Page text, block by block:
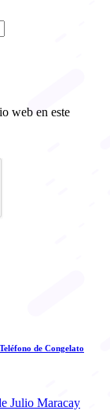
web en este
de Congelato
Julio Maracay